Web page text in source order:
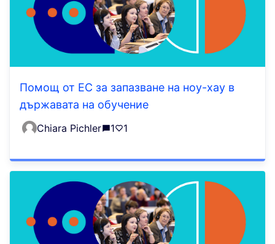
Помощ от ЕС за запазване на ноу-хау в
държавата на обучение
Chiara Pichler 1 1